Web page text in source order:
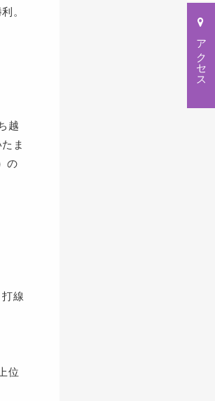
アクセス
。
越
ま
の
線
位